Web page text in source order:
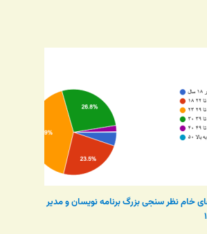
خام نظر سنجی بزرگ برنامه نویسان و مدیر